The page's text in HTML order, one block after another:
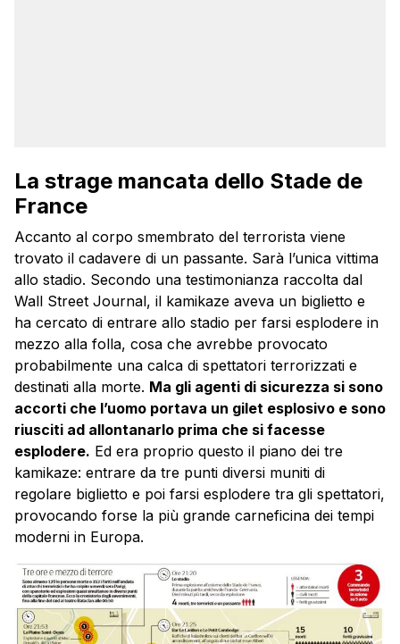
La strage mancata dello Stade de
France
Accanto al corpo smembrato del terrorista viene
trovato il cadavere di un passante. Sarà l’unica vittima
allo stadio. Secondo una testimonianza raccolta dal
Wall Street Journal, il kamikaze aveva un biglietto e
ha cercato di entrare allo stadio per farsi esplodere in
mezzo alla folla, cosa che avrebbe provocato
probabilmente una calca di spettatori terrorizzati e
destinati alla morte. Ma gli agenti di sicurezza si sono
accorti che l’uomo portava un gilet esplosivo e sono
riusciti ad allontanarlo prima che si facesse
esplodere. Ed era proprio questo il piano dei tre
kamikaze: entrare da tre punti diversi muniti di
regolare biglietto e poi farsi esplodere tra gli spettatori,
provocando forse la più grande carneficina dei tempi
moderni in Europa.